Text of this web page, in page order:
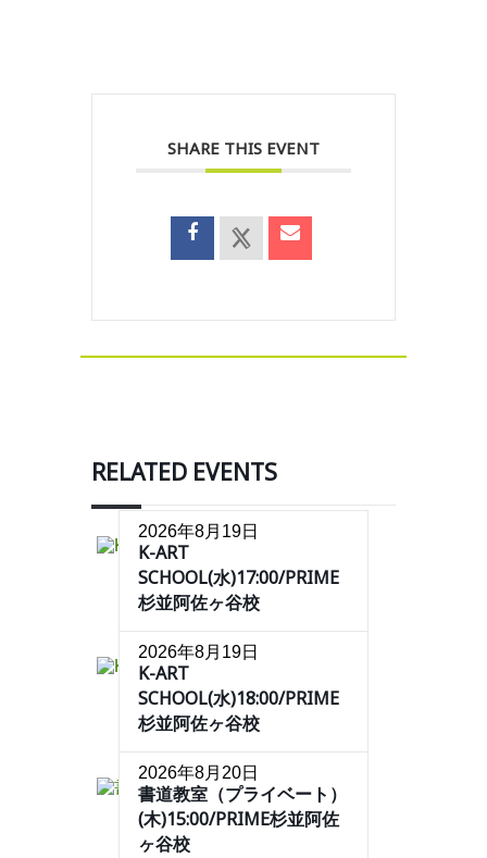
SHARE THIS EVENT
RELATED EVENTS
2026年8月19日
K-ART
SCHOOL(水)17:00/PRIME
杉並阿佐ヶ谷校
2026年8月19日
K-ART
SCHOOL(水)18:00/PRIME
杉並阿佐ヶ谷校
2026年8月20日
書道教室（プライベート）
(木)15:00/PRIME杉並阿佐
ヶ谷校